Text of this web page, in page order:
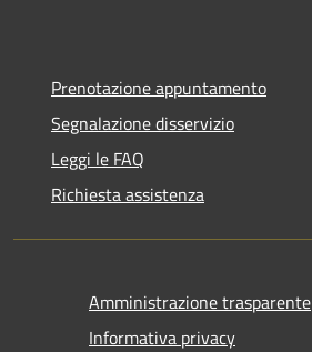
Prenotazione appuntamento
Segnalazione disservizio
Leggi le FAQ
Richiesta assistenza
Amministrazione trasparente
Informativa privacy